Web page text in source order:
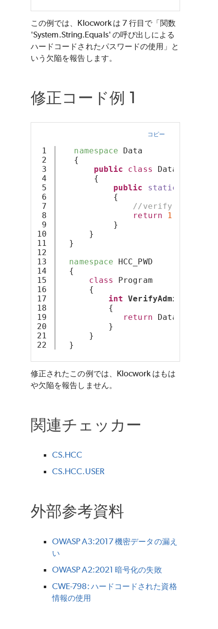
この例では、Klocwork は 7 行目で「関数
'System.String.Equals' の呼び出しによる
ハードコードされたパスワードの使用」と
いう欠陥を報告します。
修正コード例 1
コピー
1
2
3
4
5
6
7
8
9
10
11
12
13
14
15
16
17
18
19
20
21
namespace Data
{
public
class Database
{
public
static
{
//verify pwd at
return
1
}
}
}
namespace HCC_PWD
{
class
Program
{
int VerifyAdminUser
{
return
}
}
}
修正されたこの例では、Klocwork はもは
や欠陥を報告しません。
関連チェッカー
CS.HCC
CS.HCC.USER
外部参考資料
OWASP A3:2017 機密データの漏え
い
OWASP A2:2021 暗号化の失敗
CWE-798: ハードコードされた資格
情報の使用